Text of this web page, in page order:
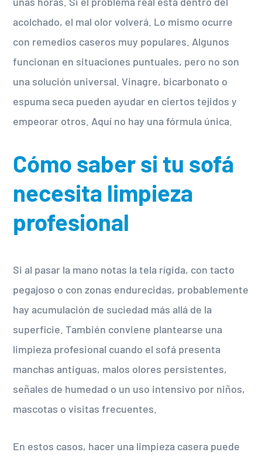
acolchado, el mal olor volverá. Lo mismo ocurre
con remedios caseros muy populares. Algunos
funcionan en situaciones puntuales, pero no son
una solución universal. Vinagre, bicarbonato o
espuma seca pueden ayudar en ciertos tejidos y
empeorar otros. Aquí no hay una fórmula única.
Cómo saber si tu sofá
necesita limpieza
profesional
Si al pasar la mano notas la tela rígida, con tacto
pegajoso o con zonas endurecidas, probablemente
hay acumulación de suciedad más allá de la
superficie. También conviene plantearse una
limpieza profesional cuando el sofá presenta
manchas antiguas, malos olores persistentes,
señales de humedad o un uso intensivo por niños,
mascotas o visitas frecuentes.
En estos casos, hacer una limpieza casera puede